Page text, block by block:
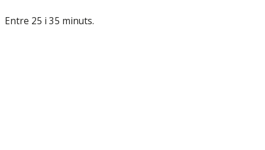
Entre 25 i 35 minuts.